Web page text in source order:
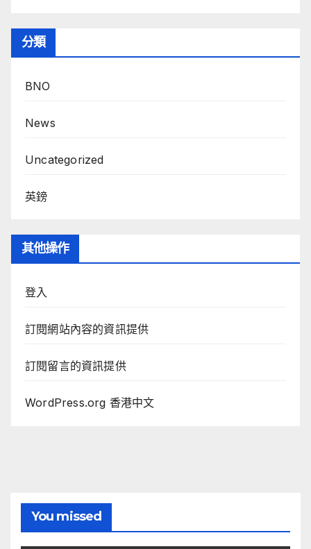
分類
BNO
News
Uncategorized
英鎊
其他操作
登入
訂閱網站內容的資訊提供
訂閱留言的資訊提供
WordPress.org 香港中文
You missed